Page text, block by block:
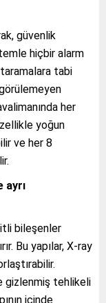
güvenlik
hiçbir alarm
tabi
her
yoğun
ve her 8
ayrı
bileşenler
Bu yapılar, X-ray
gizlenmiş tehlikeli
içinde